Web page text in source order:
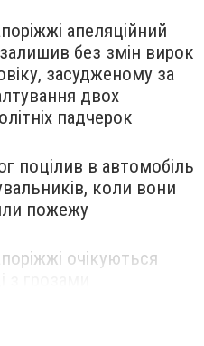
апеляційний
без змін вирок
засудженому за
двох
падчерок
поцілив в автомобіль
коли вони
пожежу
очікуються